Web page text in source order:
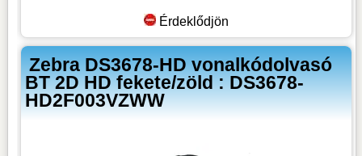
Érdeklődjön
Zebra DS3678-HD vonalkódolvasó
BT 2D HD fekete/zöld : DS3678-
HD2F003VZWW